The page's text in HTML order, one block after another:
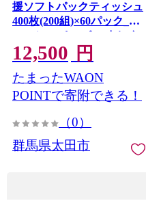
援ソフトパックティッシュ
400枚(200組)×60パック_テ
ィッシュ ペーパー まとめ
買い 消耗品 日用品 群馬県
太田市 送料無料
【1422589】
12,500 円
たまったWAON
POINTで寄附できる！
（0）
群馬県太田市